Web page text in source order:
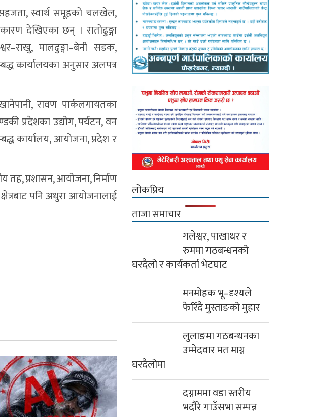
स्वार्थ समूहको चलखेल,
देखिएका छन् । रातोढुङ्गा
मालढुङ्गा–बेनी सडक,
कार्यालयका अनुसार अलपत्र
रावण पार्कलगायतका
प्रदेशका उद्योग, पर्यटन, वन
कार्यालय, आयोजना, प्रदेश र
प्रशासन, आयोजना, निर्माण
पनि अधुरा आयोजनालाई
लोकप्रिय
ताजा समाचार
गलेश्वर, पाखाथर र
रुममा गठबन्धनको
घरदैलो र कार्यकर्ता भेटघाट
मनमोहक भू–दृश्यले
फेरिँदै मुस्ताङको मुहार
लुलाङमा गठबन्धनका
उम्मेदवार मत माग्न
घरदैलोमा
दग्नाममा वडा स्तरीय
भदौरे गाउँसभा सम्पन्न